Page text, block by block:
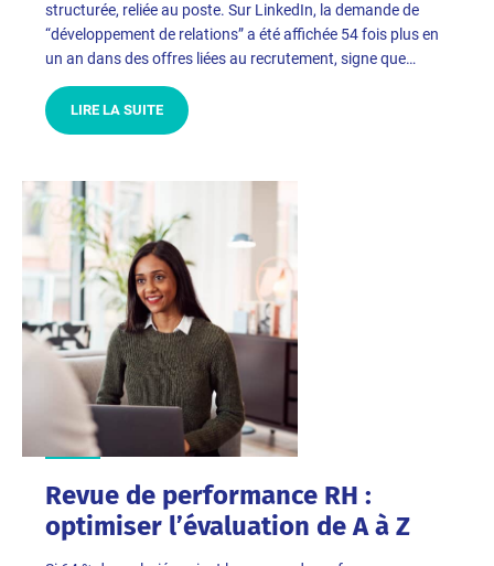
structurée, reliée au poste. Sur LinkedIn, la demande de
“développement de relations” a été affichée 54 fois plus en
un an dans des offres liées au recrutement, signe que…
LIRE LA SUITE
Revue de performance RH :
optimiser l’évaluation de A à Z